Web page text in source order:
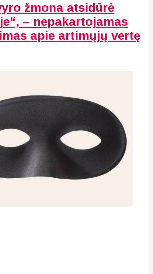
žmona atsidūrė
– nepakartojamas
apie artimųjų vertę